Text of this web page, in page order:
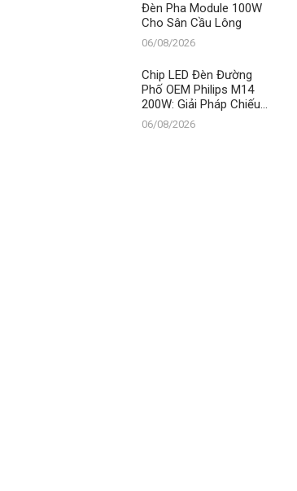
Đèn Pha Module 100W
Cho Sân Cầu Lông
06/08/2026
Chip LED Đèn Đường
Phố OEM Philips M14
200W: Giải Pháp Chiếu
Sáng Đỉnh Cao, Khẳng
Định Vị Thế Số 1 Của
06/08/2026